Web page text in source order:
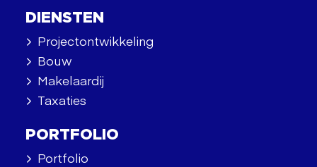
DIENSTEN
Projectontwikkeling
Bouw
Makelaardij
Taxaties
PORTFOLIO
Portfolio